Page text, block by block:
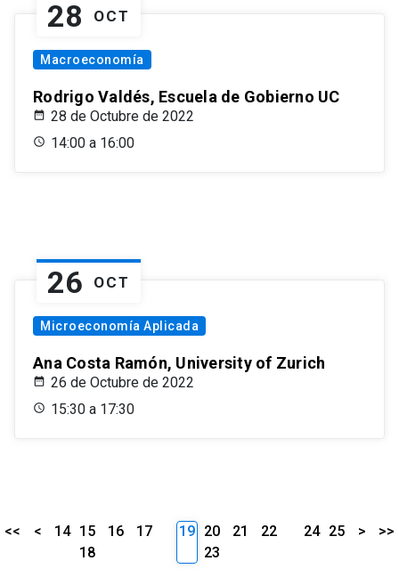
28 OCT
Macroeconomía
Rodrigo Valdés, Escuela de Gobierno UC
28 de Octubre de 2022
14:00 a 16:00
26 OCT
Microeconomía Aplicada
Ana Costa Ramón, University of Zurich
26 de Octubre de 2022
15:30 a 17:30
<< < 14 15 16
17
18
19 20 21
22
23
24 25 > >>